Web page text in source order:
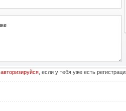
авторизируйся, если у тебя уже есть